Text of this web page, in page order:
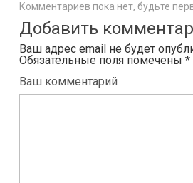
Комментариев пока нет, будьте
Добавить
Ваш адрес email не будет
Обязательные поля помечены *
Ваш комментарий